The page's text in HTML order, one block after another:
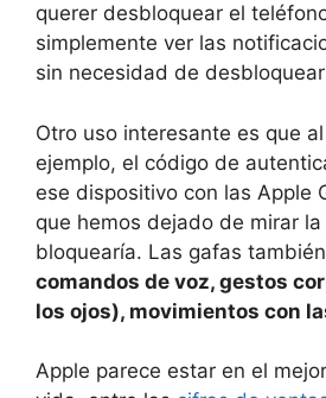
querer desbloquear el
simplemente ver las
sin necesidad de
Otro uso interesante es que
ejemplo, el código de
ese dispositivo con las Apple
que hemos dejado de mirar
bloquearía. Las gafas
comandos de voz, gestos
los ojos), movimientos con
Apple parece estar en el